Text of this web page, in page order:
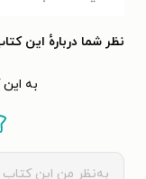
نظر شما دربارهٔ این
به